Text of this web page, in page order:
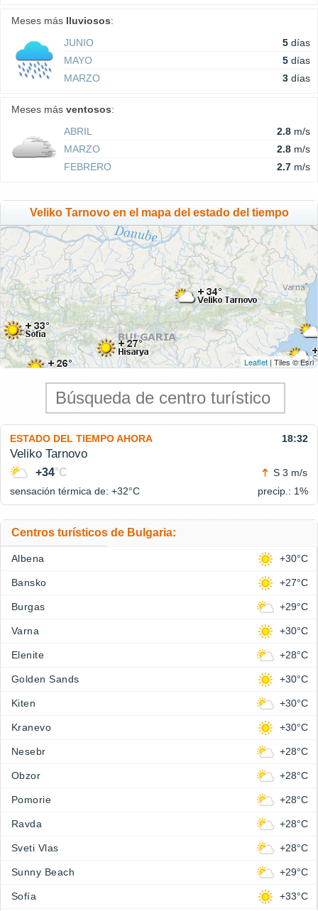
Meses más lluviosos:
JUNIO
5 días
MAYO
5 días
MARZO
3 días
Meses más ventosos:
ABRIL
2.8 m/s
MARZO
2.8 m/s
FEBRERO
2.7 m/s
Veliko Tarnovo en el mapa del estado del tiempo
Leaflet | Tiles © Esri
ESTADO DEL TIEMPO AHORA 18:32
Veliko Tarnovo
+34°C
S 3 m/s
sensación térmica de: +32°C precip.: 1%
Centros turísticos de Bulgaria:
Albena +30°C
Bansko +27°C
Burgas +29°C
Varna +30°C
Elenite +28°C
Golden Sands +30°C
Kiten +30°C
Kranevo +30°C
Nesebr +28°C
Obzor +28°C
Pomorie +28°C
Ravda +28°C
Sveti Vlas +28°C
Sunny Beach +29°C
Sofía +33°C